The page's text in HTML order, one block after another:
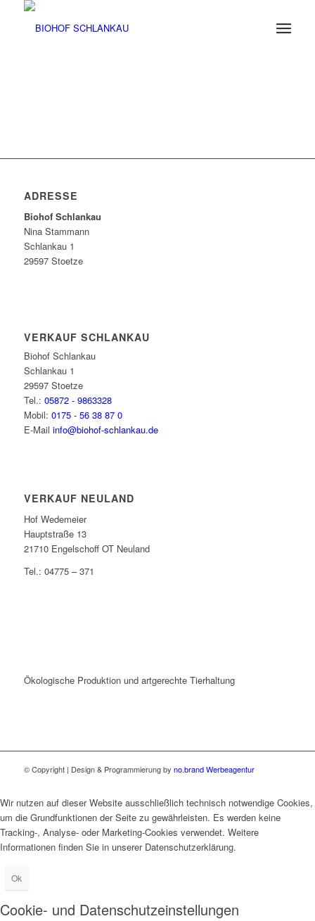
ADRESSE
Biohof Schlankau
Nina Stammann
Schlankau 1
29597 Stoetze
VERKAUF SCHLANKAU
Biohof Schlankau
Schlankau 1
29597 Stoetze
Tel.: 05872 - 9863328
Mobil: 0175 - 56 38 87 0
E-Mail info@biohof-schlankau.de
VERKAUF NEULAND
Hof Wedemeier
Hauptstraße 13
21710 Engelschoff OT Neuland
Tel.: 04775 – 371
Ökologische Produktion und artgerechte Tierhaltung
© Copyright | Design & Programmierung by no.brand Werbeagentur
Wir nutzen auf dieser Website ausschließlich technisch notwendige Cookies,
um die Grundfunktionen der Seite zu gewährleisten. Es werden keine
Tracking-, Analyse- oder Marketing-Cookies verwendet. Weitere
Informationen finden Sie in unserer Datenschutzerklärung.
Ok
Cookie- und Datenschutzeinstellungen